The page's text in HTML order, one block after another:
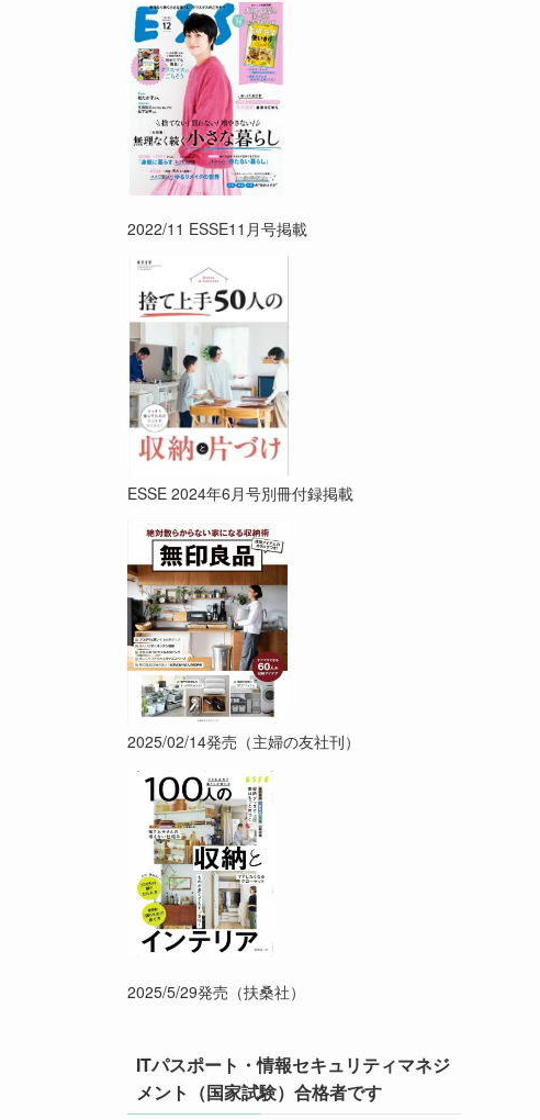
2022/11 ESSE11月号掲載
ESSE 2024年6月号別冊付録掲載
2025/02/14発売（主婦の友社刊）
2025/5/29発売（扶桑社）
ITパスポート・情報セキュリティマネジ
メント（国家試験）合格者です